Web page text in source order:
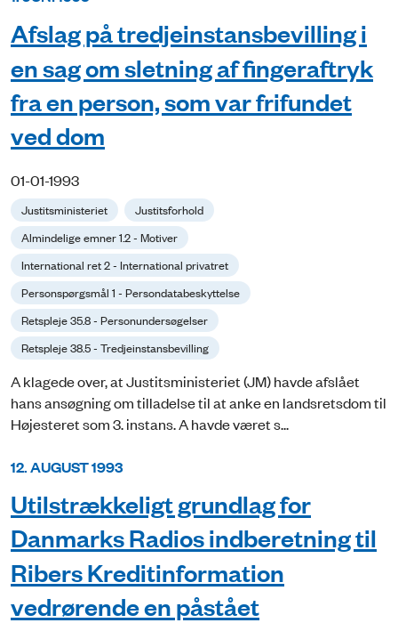
Afslag på tredjeinstansbevilling i
en sag om sletning af fingeraftryk
fra en person, som var frifundet
ved dom
01-01-1993
Justitsministeriet
Justitsforhold
Almindelige emner 1.2 - Motiver
International ret 2 - International privatret
Personspørgsmål 1 - Persondatabeskyttelse
Retspleje 35.8 - Personundersøgelser
Retspleje 38.5 - Tredjeinstansbevilling
A klagede over, at Justitsministeriet (JM) havde afslået
hans ansøgning om tilladelse til at anke en landsretsdom til
Højesteret som 3. instans. A havde været s...
12. AUGUST 1993
Utilstrækkeligt grundlag for
Danmarks Radios indberetning til
Ribers Kreditinformation
vedrørende en påstået